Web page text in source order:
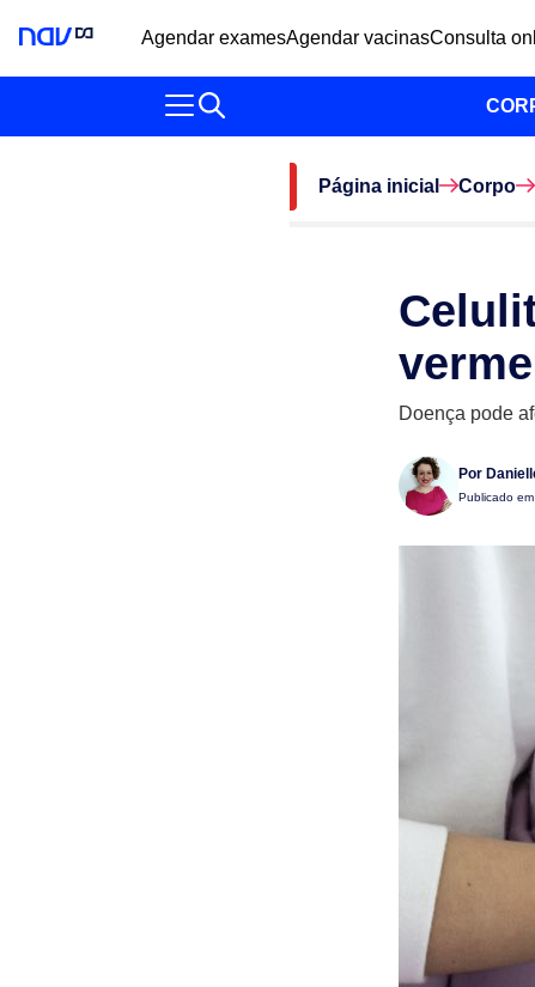
Agendar examesAgendar vacinasConsulta
Página inicial Corpo
Doença pode
Por
Publicado em